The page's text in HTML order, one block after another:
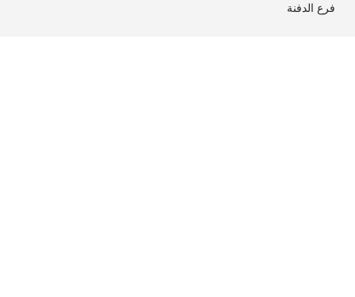
فرع الدفنة